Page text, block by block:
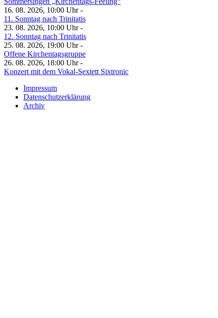
16. 08. 2026, 10:00 Uhr -
11. Sonntag nach Trinitatis
23. 08. 2026, 10:00 Uhr -
12. Sonntag nach Trinitatis
25. 08. 2026, 19:00 Uhr -
Offene Kirchentagsgruppe
26. 08. 2026, 18:00 Uhr -
Konzert mit dem Vokal-Sextett Sixtronic
Impressum
Datenschutzerklärung
Archiv